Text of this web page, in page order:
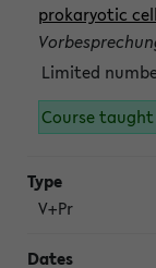
prokaryotic
Limited
Course taught
V+Pr